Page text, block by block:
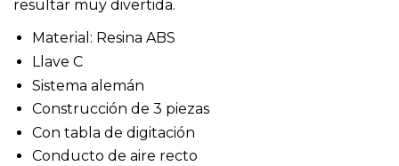
resultar muy divertida.
Material: Resina ABS
Llave C
Sistema alemán
Construcción de 3 piezas
Con tabla de digitación
Conducto de aire recto